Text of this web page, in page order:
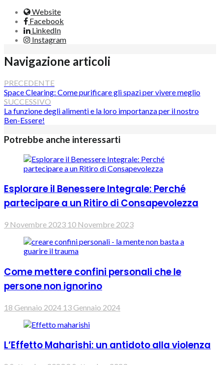
Website
Facebook
LinkedIn
Instagram
Navigazione articoli
PRECEDENTE
Space Clearing: Come purificare gli spazi per vivere meglio
SUCCESSIVO
La funzione degli alimenti e la loro importanza per il nostro
Ben-Essere!
Potrebbe anche interessarti
Esplorare il Benessere Integrale: Perché
partecipare a un Ritiro di Consapevolezza
9 Novembre 2023 10 Novembre 2023
Come mettere confini personali che le
persone non ignorino
18 Gennaio 2024 13 Gennaio 2024
L’Effetto Maharishi: un antidoto alla violenza